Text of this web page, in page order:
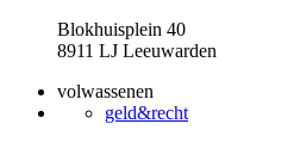
Blokhuisplein 40
8911 LJ Leeuwarden
volwassenen
geld&recht